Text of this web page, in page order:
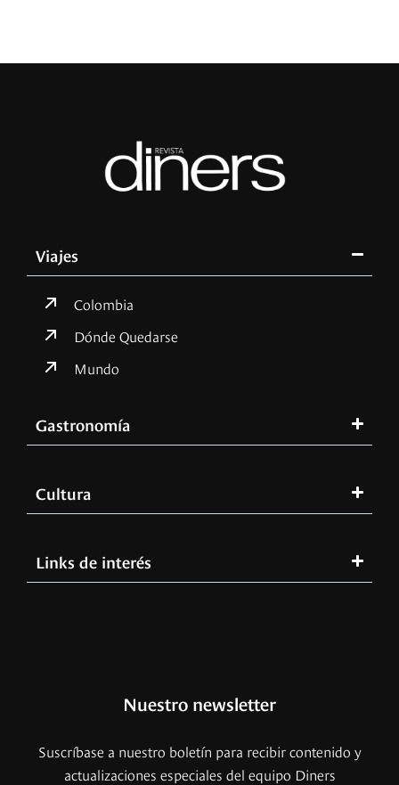
Viajes
Colombia
Dónde Quedarse
Mundo
Gastronomía
Cultura
Links de interés
Nuestro newsletter
Suscríbase a nuestro boletín para recibir contenido y
actualizaciones especiales del equipo Diners